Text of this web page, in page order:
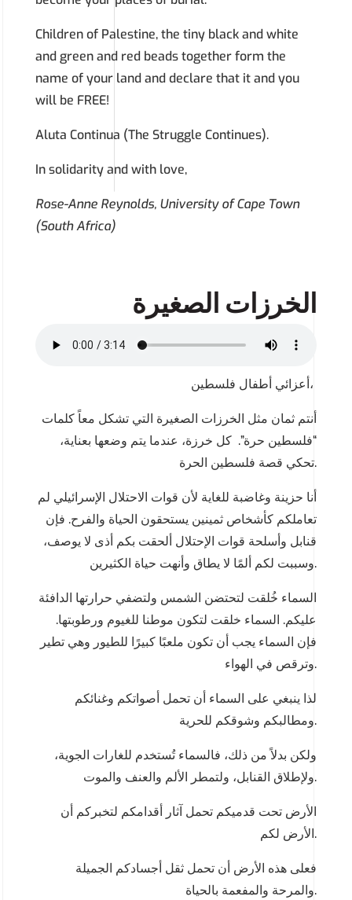
Children of Palestine, the tiny black and white
and green and red beads together form the
name of your land and declare that it and you
will be FREE!
Aluta Continua (The Struggle Continues).
In solidarity and with love,
Rose-Anne Reynolds, University of Cape Town
(South Africa)
الخرزات الصغيرة
أعزائي أطفال فلسطين،
أنتم ثمان مثل الخرزات الصغيرة التي تشكل معاً كلمات
“فلسطين حرة”. كل خرزة، عندما يتم وضعها بعناية،
تحكي قصة فلسطين الحرة.
أنا حزينة وغاضبة للغاية لأن قوات الاحتلال الإسرائيلي لم
تعاملكم كأشخاص ثمينين يستحقون الحياة والفرح. فإن
قنابل وأسلحة قوات الإحتلال ألحقت بكم أذى لا يوصف،
وسببت لكم ألمًا لا يطاق وأنهت حياة الكثيرين.
السماء خُلقت لتحتضن الشمس ولتضفي حرارتها الدافئة
عليكم. السماء خلقت لتكون موطنا للغيوم ورطوبتها.
فإن السماء يجب أن تكون ملعبًا كبيرًا للطيور وهي تطير
وترقص في الهواء.
لذا ينبغي على السماء أن تحمل أصواتكم وغنائكم
ومطالبكم وشوقكم للحرية.
ولإطلاق القنابل، ولتمطر الألم والعنف والموت.
الأرض تحت قدميكم تحمل آثار أقدامكم لتخبركم أن
الأرض لكم.
فعلى هذه الأرض أن تحمل ثقل أجسادكم الجميلة
والمرحة والمفعمة بالحياة.